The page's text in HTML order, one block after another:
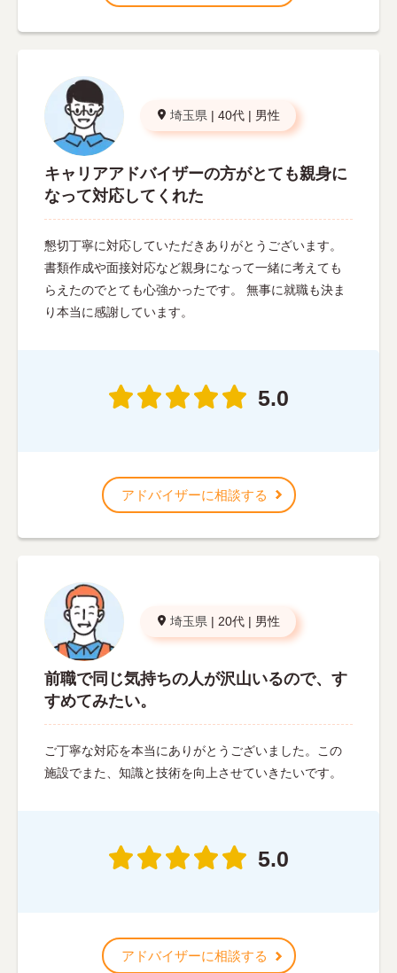
埼玉県 | 40代 | 男性
キャリアアドバイザーの方がとても親身に
なって対応してくれた
懇切丁寧に対応していただきありがとうございます。
書類作成や面接対応など親身になって一緒に考えても
らえたのでとても心強かったです。 無事に就職も決ま
り本当に感謝しています。
5.0
アドバイザーに相談する
埼玉県 | 20代 | 男性
前職で同じ気持ちの人が沢山いるので、す
すめてみたい。
ご丁寧な対応を本当にありがとうございました。この
施設でまた、知識と技術を向上させていきたいです。
5.0
アドバイザーに相談する